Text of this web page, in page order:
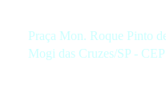
Praça Mon. Roque Pinto
Mogi das Cruzes/SP -